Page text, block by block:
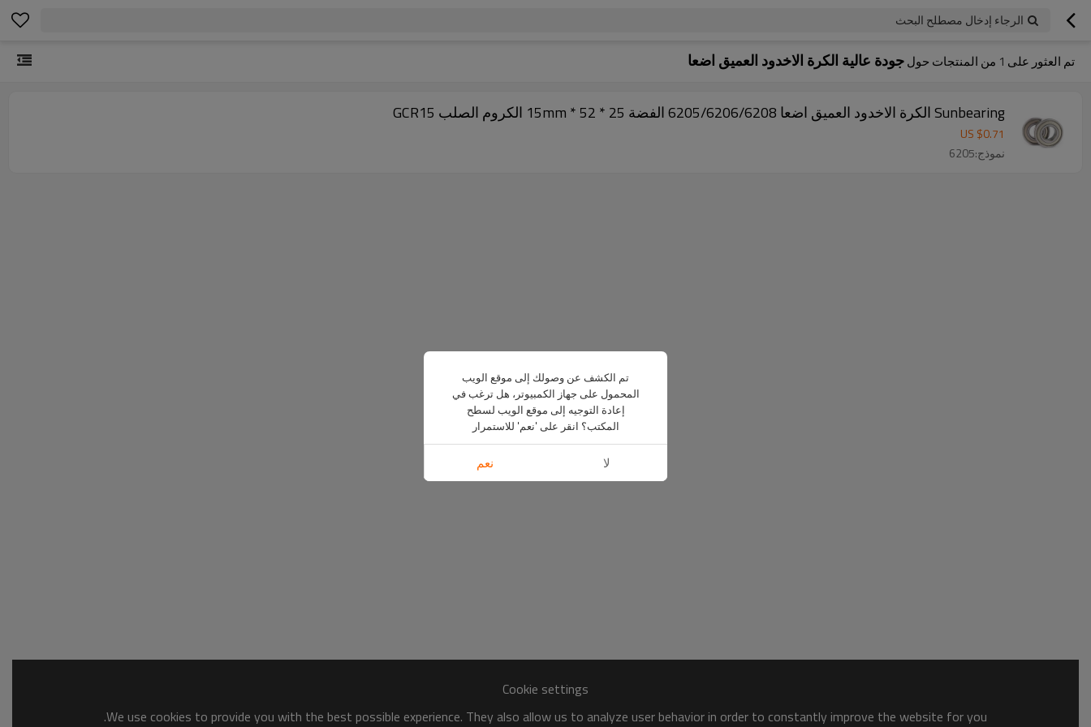
الرجاء إدخال مصطلح البحث
تم العثور على 1 من المنتجات حولجودة عالية الكرة الاخدود العميق اضعا
Sunbearing الكرة الاخدود العميق اضعا 6205/6206/6208 الفضة 25 * 52 * 15mm الكروم الصلب GCR15
US $0.71
نموذج:6205
Cookie settings
We use cookies to provide you with the best possible experience. They also allow us to analyze user behavior in order to constantly improve the website for you.
تم الكشف عن وصولك إلى موقع الويب
المحمول على جهاز الكمبيوتر، هل ترغب في
إعادة التوجيه إلى موقع الويب لسطح
المكتب؟ انقر على 'نعم' للاستمرار
لا نعم